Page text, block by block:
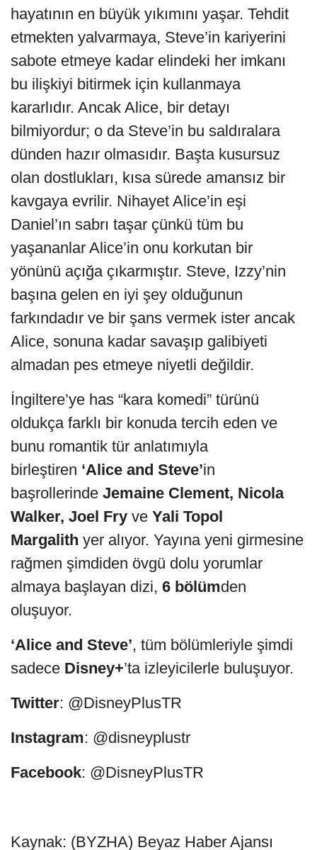
hayatının en büyük yıkımını yaşar. Tehdit
etmekten yalvarmaya, Steve’in kariyerini
sabote etmeye kadar elindeki her imkanı
bu ilişkiyi bitirmek için kullanmaya
kararlıdır. Ancak Alice, bir detayı
bilmiyordur; o da Steve’in bu saldıralara
dünden hazır olmasıdır. Başta kusursuz
olan dostlukları, kısa sürede amansız bir
kavgaya evrilir. Nihayet Alice’in eşi
Daniel’ın sabrı taşar çünkü tüm bu
yaşananlar Alice’in onu korkutan bir
yönünü açığa çıkarmıştır. Steve, Izzy’nin
başına gelen en iyi şey olduğunun
farkındadır ve bir şans vermek ister ancak
Alice, sonuna kadar savaşıp galibiyeti
almadan pes etmeye niyetli değildir.
İngiltere’ye has “kara komedi” türünü
oldukça farklı bir konuda tercih eden ve
bunu romantik tür anlatımıyla
birleştiren ‘Alice and Steve’in
başrollerinde Jemaine Clement, Nicola
Walker, Joel Fry ve Yali Topol
Margalith yer alıyor. Yayına yeni girmesine
rağmen şimdiden övgü dolu yorumlar
almaya başlayan dizi, 6 bölümden
oluşuyor.
‘Alice and Steve’, tüm bölümleriyle şimdi
sadece Disney+’ta izleyicilerle buluşuyor.
Twitter: @DisneyPlusTR
Instagram: @disneyplustr
Facebook: @DisneyPlusTR
Kaynak: (BYZHA) Beyaz Haber Ajansı